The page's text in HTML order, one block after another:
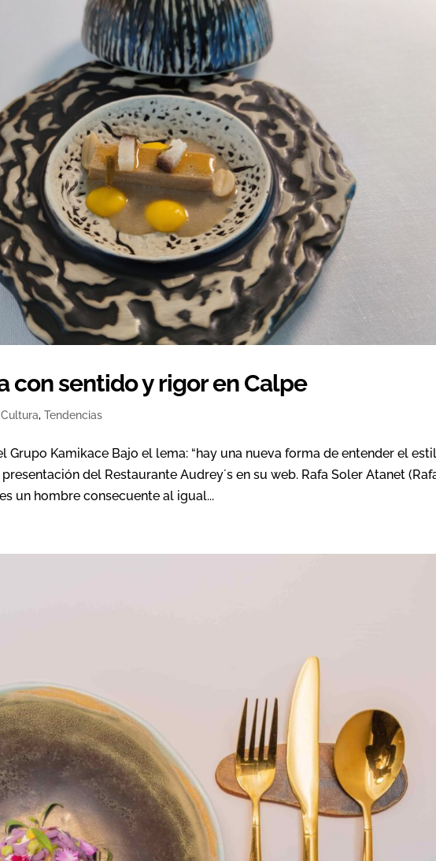
con sentido y rigor en Calpe
Cultura,Tendencias
Grupo Kamikace Bajo el lema: “hay una nueva forma de entender el
del Restaurante Audrey´s en su web. Rafa Soler Atanet
un hombre consecuente al igual...